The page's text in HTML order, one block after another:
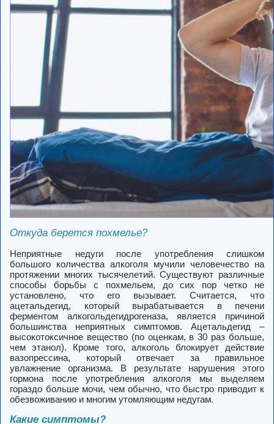
Откуда берется похмелье?
Неприятные недуги после употребления слишком
большого количества алкоголя мучили человечество на
протяжении многих тысячелетий. Существуют различные
способы борьбы с похмельем, до сих пор четко не
установлено, что его вызывает. Считается, что
ацетальдегид, который вырабатывается в печени
ферментом алкогольдегидрогеназа, является причиной
большинства неприятных симптомов. Ацетальдегид –
высокотоксичное вещество (по оценкам, в 30 раз больше,
чем этанол). Кроме того, алкоголь блокирует действие
вазопрессина, который отвечает за правильное
увлажнение организма. В результате нарушения этого
гормона после употребления алкоголя мы выделяем
гораздо больше мочи, чем обычно, что быстро приводит к
обезвоживанию и многим утомляющим недугам.
Какие симптомы?